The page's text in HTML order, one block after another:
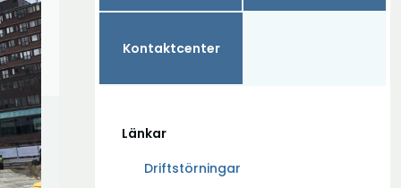
Kontaktcenter
Länkar
Driftstörningar